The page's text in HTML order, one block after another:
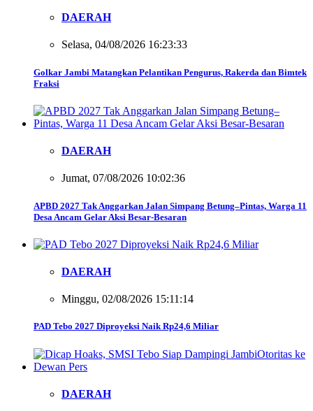
DAERAH
Selasa, 04/08/2026 16:23:33
Golkar Jambi Matangkan Pelantikan Pengurus, Rakerda dan Bimtek
Fraksi
DAERAH
Jumat, 07/08/2026 10:02:36
APBD 2027 Tak Anggarkan Jalan Simpang Betung–Pintas, Warga 11
Desa Ancam Gelar Aksi Besar-Besaran
DAERAH
Minggu, 02/08/2026 15:11:14
PAD Tebo 2027 Diproyeksi Naik Rp24,6 Miliar
DAERAH